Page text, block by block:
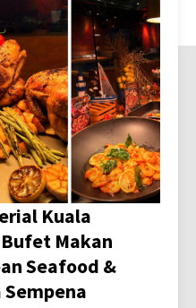
Kuala
Makan
Seafood &